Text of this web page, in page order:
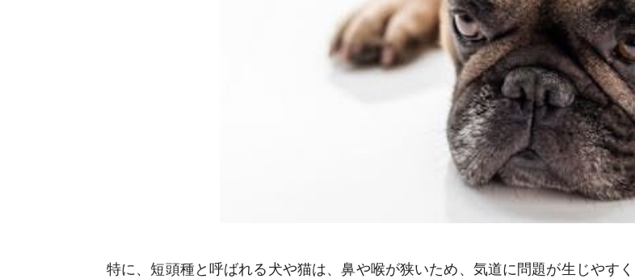
特に、短頭種と呼ばれる犬や猫は、鼻や喉が狭いため、気道に問題が生じやす